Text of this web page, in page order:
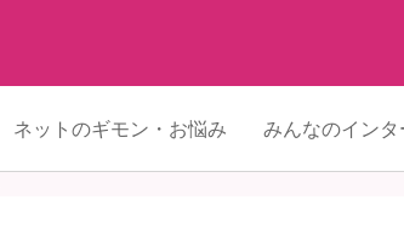
ネットのギモン・お悩み みんなのインタ